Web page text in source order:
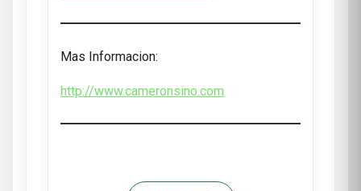
Mas Informacion:
http://www.cameronsino.com